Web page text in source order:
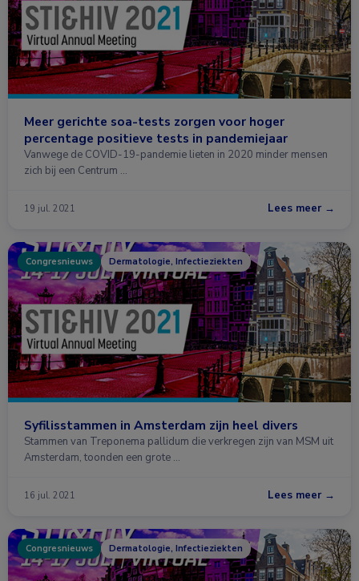
Meer gerichte soa-tests zorgen voor hoger
percentage positieve tests in pandemiejaar
Vanwege de COVID-19-pandemie lieten in 2020 minder mensen
zich bij een Centrum …
19 jul. 2021 Lees meer →
Congresnieuws Dermatologie, Infectieziekten
Syfilisstammen in Amsterdam zijn heel divers
Stammen van Treponema pallidum die verkregen zijn van MSM uit
Amsterdam, toonden een grote …
16 jul. 2021 Lees meer →
Congresnieuws Dermatologie, Infectieziekten